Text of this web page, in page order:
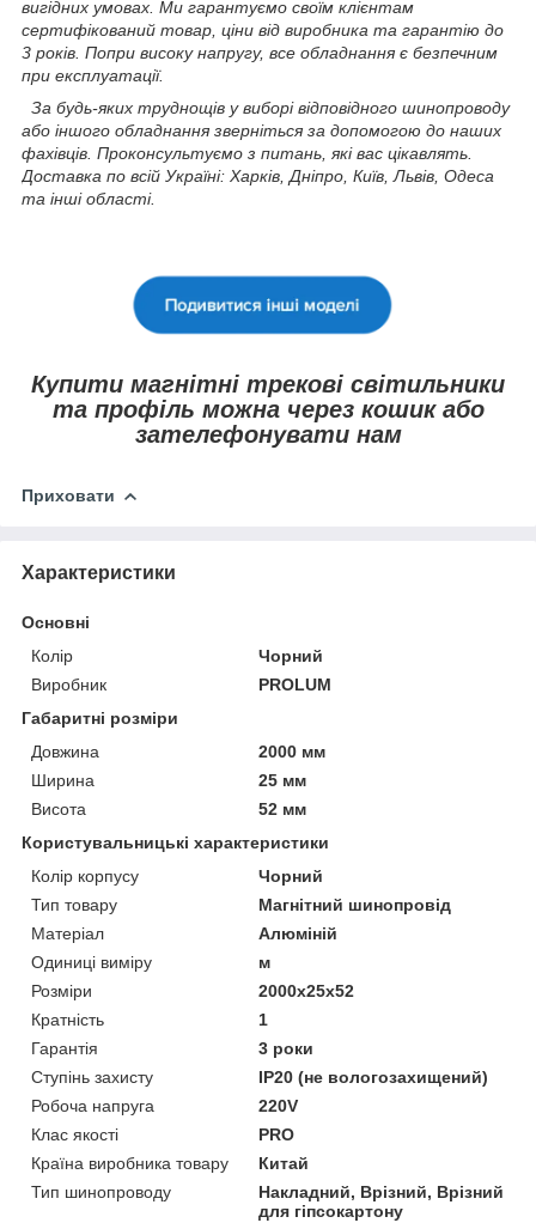
вигідних умовах. Ми гарантуємо своїм клієнтам
сертифікований товар, ціни від виробника та гарантію до
3 років. Попри високу напругу, все обладнання є безпечним
при експлуатації.
За будь-яких труднощів у виборі відповідного шинопроводу
або іншого обладнання зверніться за допомогою до наших
фахівців. Проконсультуємо з питань, які вас цікавлять.
Доставка по всій Україні: Харків, Дніпро, Київ, Львів, Одеса
та інші області.
Купити магнітні трекові світильники
та профіль можна через кошик або
зателефонувати нам
Приховати
Характеристики
Основні
Колір
Чорний
Виробник
PROLUM
Габаритні розміри
Довжина
2000 мм
Ширина
25 мм
Висота
52 мм
Користувальницькі характеристики
Колір корпусу
Чорний
Тип товару
Магнітний шинопровід
Матеріал
Алюміній
Одиниці виміру
м
Розміри
2000х25х52
Кратність
1
Гарантія
3 роки
Ступінь захисту
IP20 (не вологозахищений)
Робоча напруга
220V
Клас якості
PRO
Країна виробника товару
Китай
Тип шинопроводу
Накладний, Врізний, Врізний
для гіпсокартону